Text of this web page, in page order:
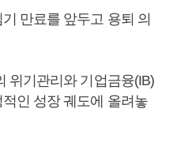
만료를 앞두고 용퇴 의
위기관리와 기업금융(IB)
인 성장 궤도에 올려놓